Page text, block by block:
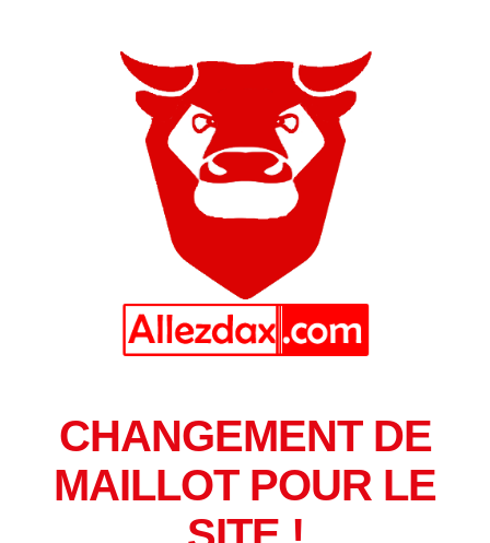
CHANGEMENT DE
MAILLOT POUR LE